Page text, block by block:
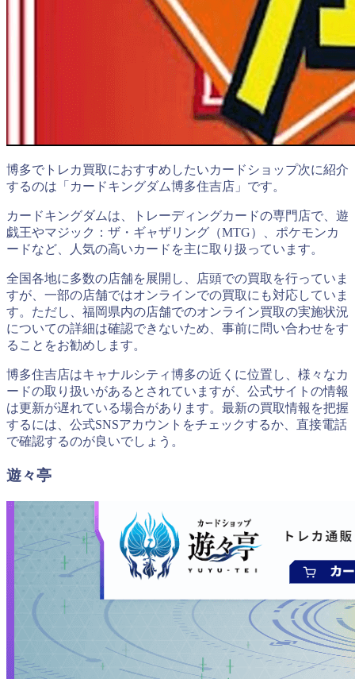
博多でトレカ買取におすすめしたいカードショップ次に紹介
するのは「カードキングダム博多住吉店」です。
カードキングダムは、トレーディングカードの専門店で、遊
戯王やマジック：ザ・ギャザリング（MTG）、ポケモンカ
ードなど、人気の高いカードを主に取り扱っています。
全国各地に多数の店舗を展開し、店頭での買取を行っていま
すが、一部の店舗ではオンラインでの買取にも対応していま
す。ただし、福岡県内の店舗でのオンライン買取の実施状況
についての詳細は確認できないため、事前に問い合わせをす
ることをお勧めします。
博多住吉店はキャナルシティ博多の近くに位置し、様々なカ
ードの取り扱いがあるとされていますが、公式サイトの情報
は更新が遅れている場合があります。最新の買取情報を把握
するには、公式SNSアカウントをチェックするか、直接電話
で確認するのが良いでしょう。
遊々亭